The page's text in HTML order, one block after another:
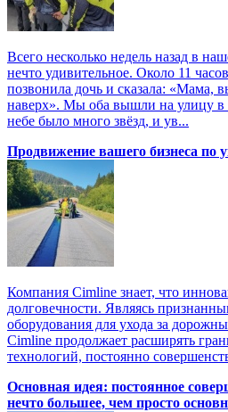
Всего несколько недель назад в
нечто удивительное. Около 11
позвонила дочь и сказала: «Мама,
наверх». Мы оба вышли на улицу в
небе было много звёзд, и ув...
Продвижение вашего бизнеса по
Компания Cimline знает, что
долговечности. Являясь
оборудования для ухода за
Cimline продолжает расширять
технологий, постоянно
Основная идея: постоянное
нечто большее, чем просто